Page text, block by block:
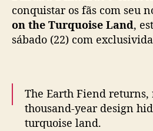
conquistar os fãs com seu
on the Turquoise Land,
sábado (22) com
The Earth Fiend
thousand-year design
turquoise land.